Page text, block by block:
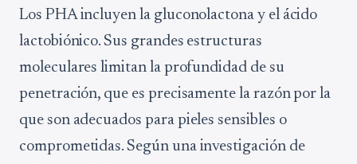
Los PHA incluyen la gluconolactona y el ácido
lactobiónico. Sus grandes estructuras
moleculares limitan la profundidad de su
penetración, que es precisamente la razón por la
que son adecuados para pieles sensibles o
comprometidas. Según una investigación de